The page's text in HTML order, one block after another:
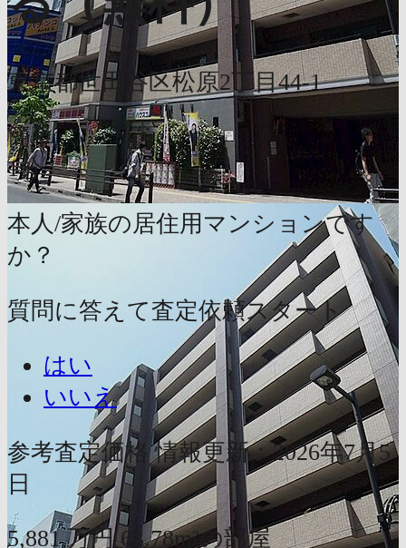
東京都世田谷区松原2丁目44-1
簡単
1分
本人/家族の居住用マンションです
か？
質問に答えて査定依頼スタート
はい
いいえ
参考査定価格 情報更新：2026年7月5
日
5,881 万円 63.78m²の部屋